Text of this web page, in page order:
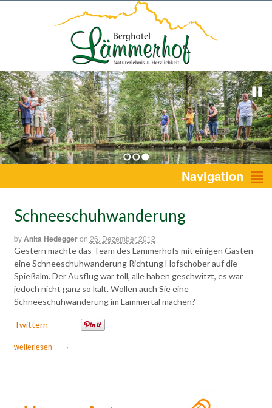
1 2 3 Navigation
Schneeschuhwanderung
byAnita Hedeggeron 26. Dezember 2012
Gestern machte das Team des Lämmerhofs mit einigen Gästen
eine Schneeschuhwanderung Richtung Hofschober auf die
Spießalm. Der Ausflug war toll, alle haben geschwitzt, es war
jedoch nicht ganz so kalt. Wollen auch Sie eine
Schneeschuhwanderung im Lammertal machen?
Twittern
weiterlesen ·